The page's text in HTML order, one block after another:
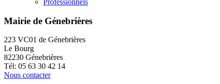
Professionnels
Mairie de Génebrières
223 VC01 de Génebrières
Le Bourg
82230 Génebrières
Tél: 05 63 30 42 14
Nous contacter